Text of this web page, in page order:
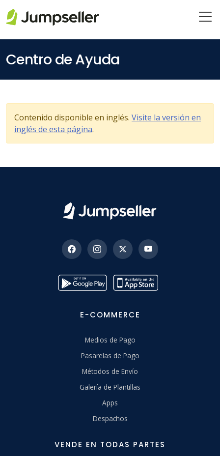
Centro de Ayuda
Contenido disponible en inglés. Visite la versión en
inglés de esta página.
E-COMMERCE
Medios de Pago
Pasarelas de Pago
Métodos de Envío
Galería de Plantillas
Apps
Despachos
VENDE EN TODAS PARTES